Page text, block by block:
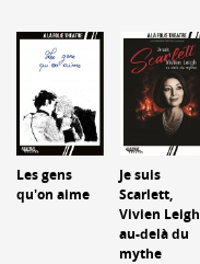
Les gens
qu'on aime
Je suis
Scarlett,
Vivien Leigh
au-delà du
mythe